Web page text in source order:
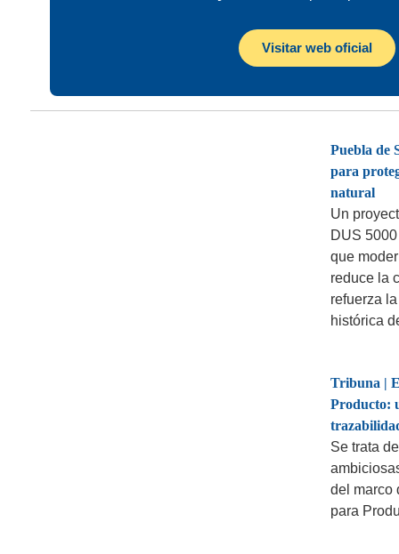
Visitar web oficial
Puebla de
para
natural
Un
DUS
que
reduce la
refuerza
histórica
Tribuna |
Producto:
Se trata
del marco
para